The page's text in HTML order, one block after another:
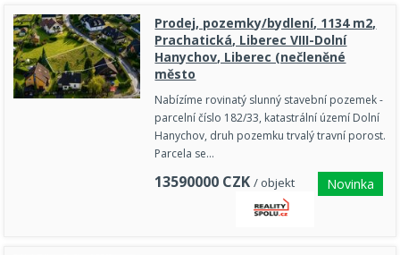
Prodej, pozemky/bydlení, 1134 m2,
Prachatická, Liberec VIII-Dolní
Hanychov, Liberec (nečleněné
město
Nabízíme rovinatý slunný stavební pozemek -
parcelní číslo 182/33, katastrální území Dolní
Hanychov, druh pozemku trvalý travní porost.
Parcela se…
13590000 CZK / objekt Novinka